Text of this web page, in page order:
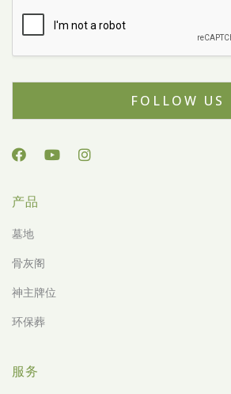
FOLLOW US
产品
墓地
骨灰阁
神主牌位
环保葬
服务